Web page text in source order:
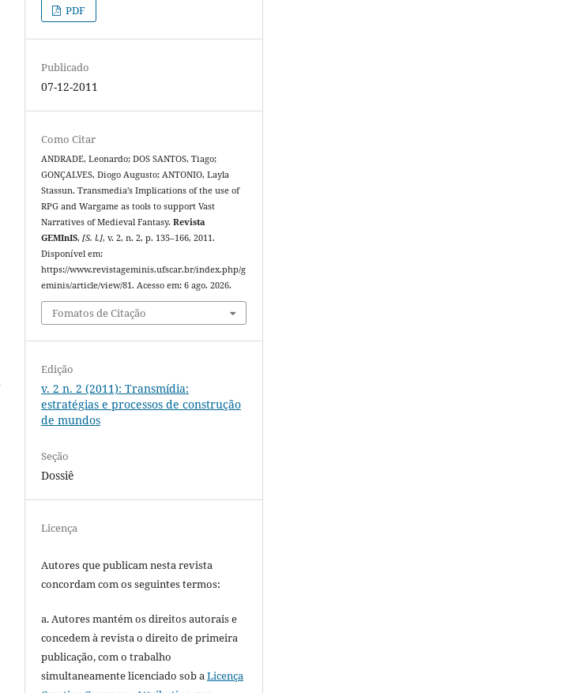
PDF
Publicado
07-12-2011
Como Citar
ANDRADE, Leonardo; DOS SANTOS, Tiago;
GONÇALVES, Diogo Augusto; ANTONIO, Layla
Stassun. Transmedia’s Implications of the use of
RPG and Wargame as tools to support Vast
Narratives of Medieval Fantasy.Revista
GEMInIS,[S. l.], v. 2, n. 2, p. 135–166, 2011.
Disponível em:
https://www.revistageminis.ufscar.br/index.php/g
eminis/article/view/81. Acesso em: 6 ago. 2026.
Fomatos de Citação
Edição
v. 2 n. 2 (2011): Transmídia:
estratégias e processos de construção
de mundos
Seção
Dossiê
Licença
Autores que publicam nesta revista
concordam com os seguintes termos:
a. Autores mantém os direitos autorais e
concedem à revista o direito de primeira
publicação, com o trabalho
simultaneamente licenciado sob aLicença